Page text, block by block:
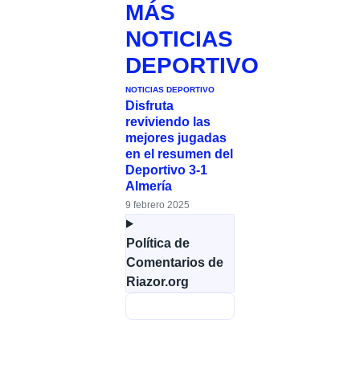
MÁS
NOTICIAS
DEPORTIVO
NOTICIAS DEPORTIVO
Disfruta
reviviendo las
mejores jugadas
en el resumen del
Deportivo 3-1
Almería
9 febrero 2025
Política de
Comentarios de
Riazor.org